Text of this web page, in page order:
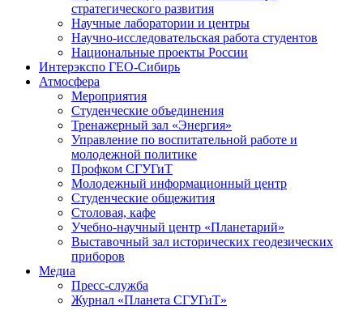
стратегического развития
Научные лаборатории и центры
Научно-исследовательская работа студентов
Национальные проекты России
Интерэкспо ГЕО-Сибирь
Атмосфера
Мероприятия
Студенческие объединения
Тренажерный зал «Энергия»
Управление по воспитательной работе и
молодежной политике
Профком СГУГиТ
Молодежный информационный центр
Студенческие общежития
Столовая, кафе
Учебно-научный центр «Планетарий»
Выставочный зал исторических геодезических
приборов
Медиа
Пресс-служба
Журнал «Планета СГУГиТ»